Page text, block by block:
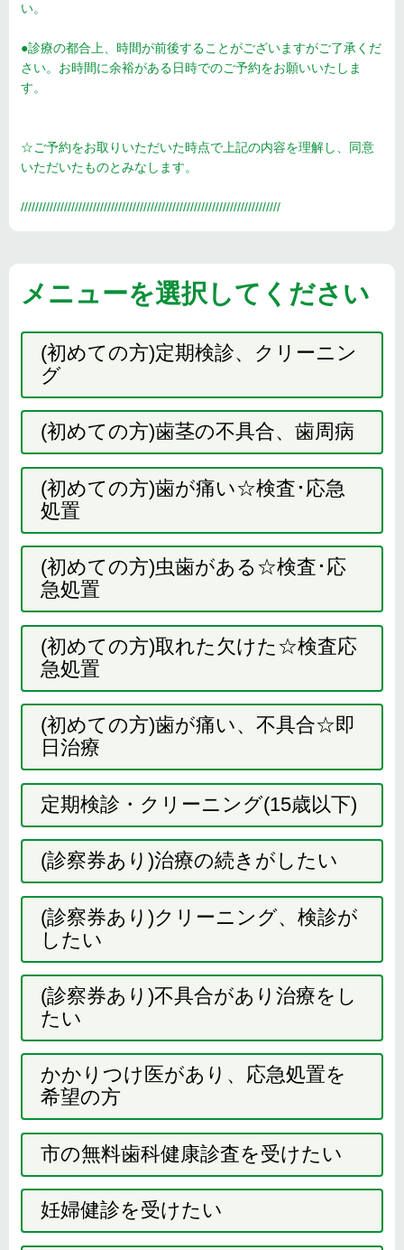
い。
●診療の都合上、時間が前後することがございますがご了承くだ
さい。お時間に余裕がある日時でのご予約をお願いいたしま
す。
☆ご予約をお取りいただいた時点で上記の内容を理解し、同意
いただいたものとみなします。
////////////////////////////////////////////////////////////////////////
メニューを選択してください
(初めての方)定期検診、クリーニン
グ
(初めての方)歯茎の不具合、歯周病
(初めての方)歯が痛い☆検査･応急
処置
(初めての方)虫歯がある☆検査･応
急処置
(初めての方)取れた欠けた☆検査応
急処置
(初めての方)歯が痛い、不具合☆即
日治療
定期検診・クリーニング(15歳以下)
(診察券あり)治療の続きがしたい
(診察券あり)クリーニング、検診が
したい
(診察券あり)不具合があり治療をし
たい
かかりつけ医があり、応急処置を
希望の方
市の無料歯科健康診査を受けたい
妊婦健診を受けたい